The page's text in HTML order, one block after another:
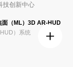
技创新中心
面（ML）3D AR-HUD
） 系统